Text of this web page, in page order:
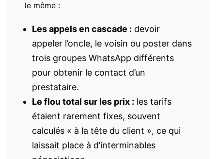
le même :
Les appels en cascade : devoir
appeler l’oncle, le voisin ou poster dans
trois groupes WhatsApp différents
pour obtenir le contact d’un
prestataire.
Le flou total sur les prix : les tarifs
étaient rarement fixes, souvent
calculés « à la tête du client », ce qui
laissait place à d’interminables